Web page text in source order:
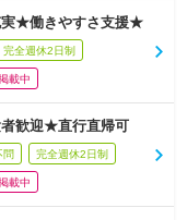
実★働きやすさ支援★
完全週休2日制
載中
者歓迎★直行直帰可
問 完全週休2日制
載中